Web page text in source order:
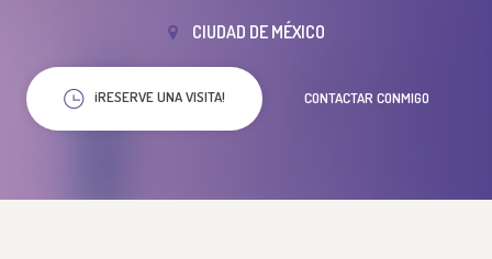
CIUDAD DE MÉXICO
¡RESERVE UNA VISITA! CONTACTAR CONMIGO